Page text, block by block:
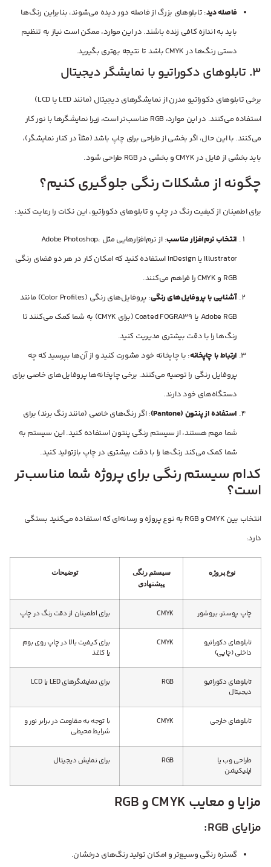
فاصله دید: تابلوهای بزرگ از فاصله دور دیده می‌شوند، بنابراین رنگ‌ها
باید به اندازه کافی زنده باشند. در این موارد، ممکن است نیاز به تنظیم
دستی رنگ‌ها در CMYK باشد تا نتیجه بهتری بگیرید.
3. تابلوهای دکوراتیو با نمایشگر دیجیتال
برخی تابلوهای دکوراتیو مدرن از نمایشگرهای دیجیتال (مانند LED یا LCD)
استفاده می‌کنند. در این موارد، RGB مناسب‌تر است، زیرا نمایشگرها با نور کار
می‌کنند. با این حال، اگر بخشی از طراحی برای چاپ باشد (مثلاً در کنار نمایشگر)،
باید بخشی از فایل در CMYK و بخشی در RGB طراحی شود.
چگونه از مشکلات رنگی جلوگیری کنیم؟
برای اطمینان از کیفیت رنگ در چاپ و تابلوهای دکوراتیو، این نکات را رعایت کنید:
انتخاب نرم‌افزار مناسب
: از نرم‌افزارهایی مثل Adobe Photoshop،
Illustrator یا InDesign استفاده کنید که امکان کار در هر دو فضای رنگی
RGB و CMYK را فراهم می‌کنند.
آشنایی با پروفایل‌های رنگی
: پروفایل‌های رنگی (Color Profiles) مانند
Adobe RGB یا Coated FOGRA39 (برای CMYK) به شما کمک می‌کنند تا
رنگ‌ها را با دقت بیشتری مدیریت کنید.
ارتباط با چاپخانه: با چاپخانه خود مشورت کنید و از آن‌ها بپرسید که چه
پروفایل رنگی را توصیه می‌کنند. برخی چاپخانه‌ها پروفایل‌های خاصی برای
دستگاه‌های خود دارند.
استفاده از پنتون (Pantone)
: اگر رنگ‌های خاصی (مانند رنگ برند) برای
شما مهم هستند، از سیستم رنگی پنتون استفاده کنید. این سیستم به
شما کمک می‌کند رنگ‌ها را با دقت بیشتری در چاپ بازتولید کنید.
کدام سیستم رنگی برای پروژه شما مناسب‌تر
است؟
انتخاب بین CMYK و RGB به نوع پروژه و رسانه‌ای که استفاده می‌کنید بستگی
دارد:
نوع پروژه
سیستم رنگی
پیشنهادی
توضیحات
چاپ پوستر، بروشور CMYK برای اطمینان از دقت رنگ در چاپ
تابلوهای دکوراتیو
داخلی (چاپی)
CMYK
برای کیفیت بالا در چاپ روی بوم
یا کاغذ
تابلوهای دکوراتیو
دیجیتال
RGB برای نمایشگرهای LED یا LCD
تابلوهای خارجی CMYK
با توجه به مقاومت در برابر نور و
شرایط محیطی
طراحی وب یا
اپلیکیشن
RGB برای نمایش دیجیتال
مزایا و معایب CMYK و RGB
مزایای RGB:
گستره رنگی وسیع‌تر و امکان تولید رنگ‌های درخشان.